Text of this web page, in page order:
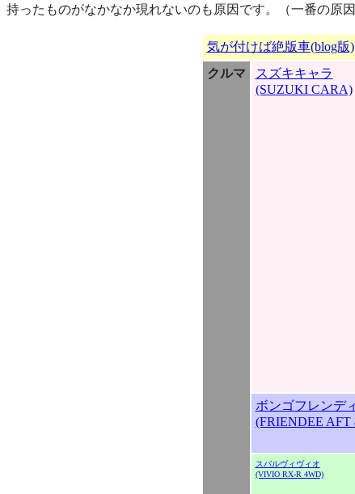
持ったものがなかなか現れないのも原因です。（一番の原
気が付けば絶版車(blog版)
クルマ
スズキキャラ
(SUZUKI CARA)
ボンゴフレンデ
(FRIENDEE AFT
スバルヴィヴィオ
(VIVIO RX-R 4WD)